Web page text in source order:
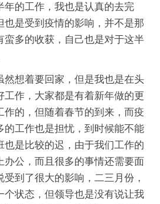
年的工作，我也是认真的去完
也是受到疫情的影响，并不是那
蛮多的收获，自己也是对于这半
然想着要回家，但是我也是在头
工作，大家都是有着新年做的更
作的，但随着春节的到来，而疫
的工作也是担忧，到时候能不能
也是比较的迟，由于我们工作的
办公，而且很多的事情还需要面
到了很大的影响，二三月份，
个状态，但领导也是没有说让我